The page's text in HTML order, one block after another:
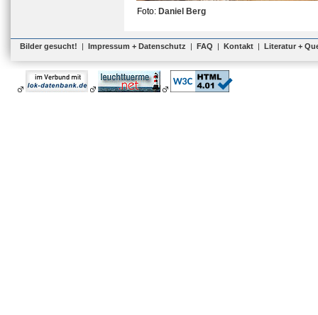
Foto: Daniel Berg
Bilder gesucht! | Impressum + Datenschutz | FAQ | Kontakt | Literatur +